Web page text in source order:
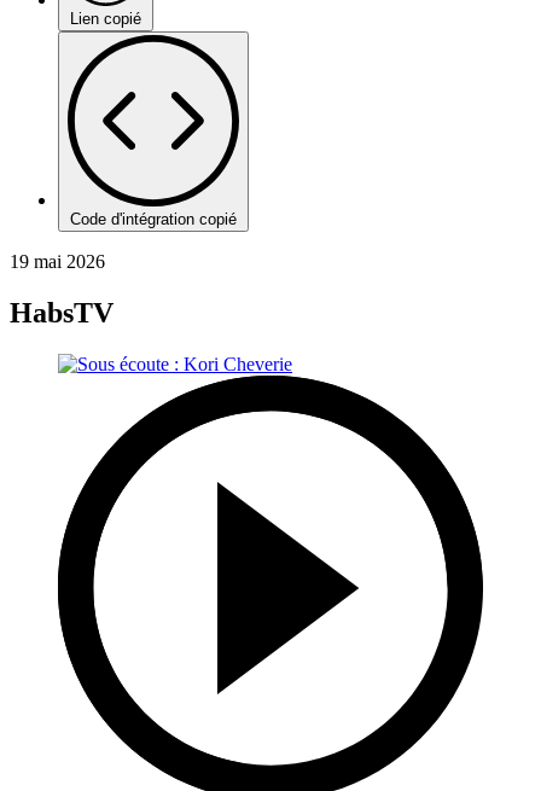
Lien copié
Code d'intégration copié
19 mai 2026
HabsTV